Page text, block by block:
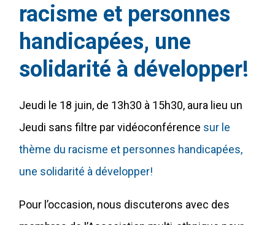
racisme et personnes
handicapées, une
solidarité à développer!
Jeudi le 18 juin, de 13h30 à 15h30, aura lieu un
Jeudi sans filtre par vidéoconférence sur le
thème du racisme et personnes handicapées,
une solidarité à développer!
Pour l’occasion, nous discuterons avec des